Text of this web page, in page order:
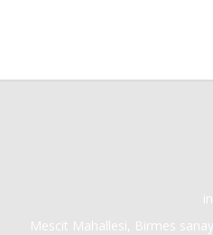
Mescit Mahallesi, Birmes